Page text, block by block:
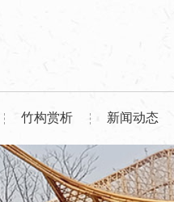
竹构赏析 新闻动态